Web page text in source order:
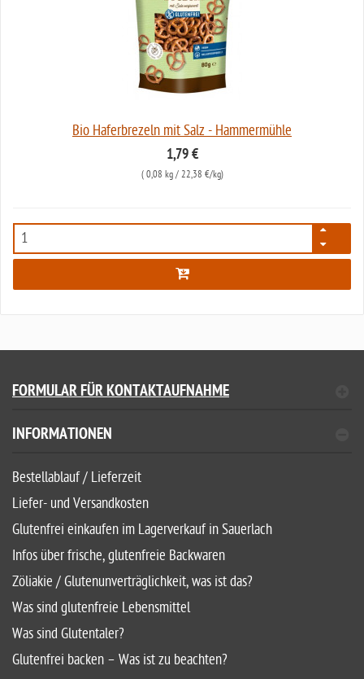
Bio Haferbrezeln mit Salz - Hammermühle
1,79 €
( 0,08 kg/ 22,38 €/kg)
6241
FORMULAR FÜR KONTAKTAUFNAHME
INFORMATIONEN
Bestellablauf / Lieferzeit
Liefer- und Versandkosten
Glutenfrei einkaufen im Lagerverkauf in Sauerlach
Infos über frische, glutenfreie Backwaren
Zöliakie / Glutenunverträglichkeit, was ist das?
Was sind glutenfreie Lebensmittel
Was sind Glutentaler?
Glutenfrei backen – Was ist zu beachten?